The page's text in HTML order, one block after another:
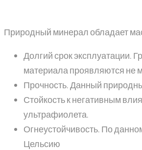
Природный минерал обладает
Долгий срок эксплуатации.
материала проявляются не
Прочность. Данный
Стойкость к негативным
ультрафиолета.
Огнеустойчивость. По
Цельсию